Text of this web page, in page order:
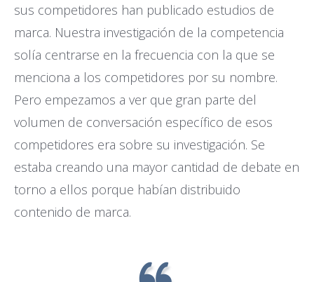
sus competidores han publicado estudios de
marca. Nuestra investigación de la competencia
solía centrarse en la frecuencia con la que se
menciona a los competidores por su nombre.
Pero empezamos a ver que gran parte del
volumen de conversación específico de esos
competidores era sobre su investigación. Se
estaba creando una mayor cantidad de debate en
torno a ellos porque habían distribuido
contenido de marca.